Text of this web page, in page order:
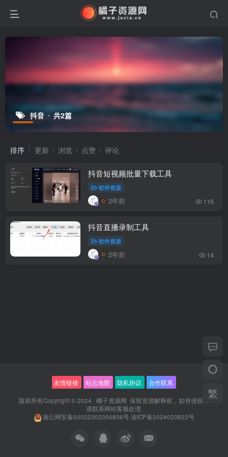
抖音 共2篇
排序 更新 浏览 点赞 评论
抖音短视频批量下载工具
软件资源
2年前 116
抖音直播录制工具
软件资源
2年前 14
友情链接 站点地图 隐私协议 合作联系
版权所有Copyright © 2024 · 橘子资源网 保留资源解释权，如有侵权，
请联系网站客服处理.
渝公网安备50022302000836号 渝ICP备2024020822号
繁